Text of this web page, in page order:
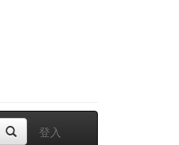
登入